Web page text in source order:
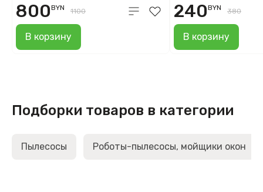
В корзину
800BYN 1100
В корзину
240BYN 380
Подборки товаров в категории
Пылесосы Роботы-пылесосы, мойщики окон